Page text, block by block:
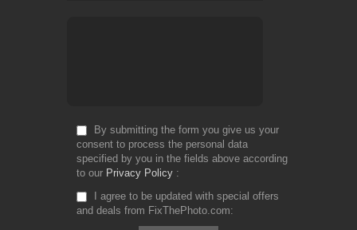
By submitting the form you give us your
consent to process the personal data
specified by you in the fields above according
to our Privacy Policy
I agree to be updated with special offers
and deals from FixThePhoto.com